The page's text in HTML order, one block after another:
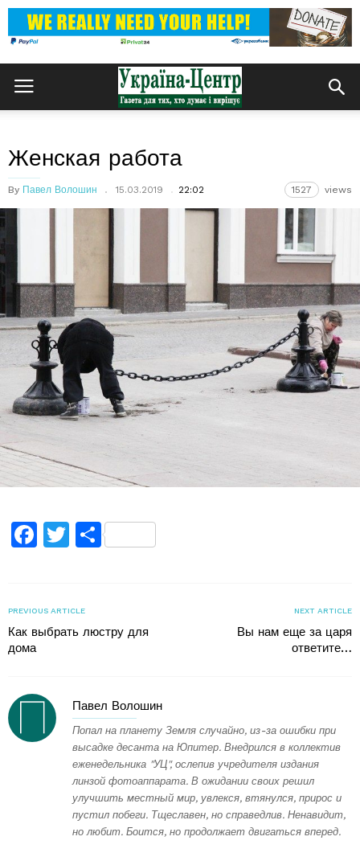
Женская работа
By Павел Волошин 15.03.2019 22:02 1527 views
Facebook
TwitterПоділитися
PREVIOUS ARTICLE
Как выбрать люстру для
дома
NEXT ARTICLE
Вы нам еще за царя
ответите…
Павел Волошин
Попал на планету Земля случайно, из-за ошибки при
высадке десанта на Юпитер. Внедрился в коллектив
еженедельника "УЦ", ослепив учредителя издания
линзой фотоаппарата. В ожидании своих решил
улучшить местный мир, увлекся, втянулся, прирос и
пустил побеги. Тщеславен, но справедлив. Ненавидит,
но любит. Боится, но продолжает двигаться вперед.